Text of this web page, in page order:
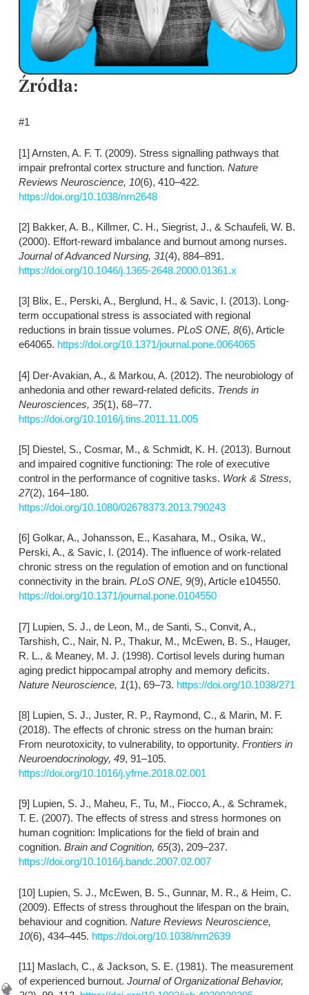
Źródła:
#1
[1] Arnsten, A. F. T. (2009). Stress signalling pathways that
impair prefrontal cortex structure and function.Nature
Reviews Neuroscience, 10(6), 410–422.
https://doi.org/10.1038/nrn2648
[2] Bakker, A. B., Killmer, C. H., Siegrist, J., & Schaufeli, W. B.
(2000). Effort-reward imbalance and burnout among nurses.
Journal of Advanced Nursing, 31(4), 884–891.
https://doi.org/10.1046/j.1365-2648.2000.01361.x
[3] Blix, E., Perski, A., Berglund, H., & Savic, I. (2013). Long-
term occupational stress is associated with regional
reductions in brain tissue volumes.PLoS ONE, 8(6), Article
e64065. https://doi.org/10.1371/journal.pone.0064065
[4] Der-Avakian, A., & Markou, A. (2012). The neurobiology of
anhedonia and other reward-related deficits. Trends in
Neurosciences, 35(1), 68–77.
https://doi.org/10.1016/j.tins.2011.11.005
[5] Diestel, S., Cosmar, M., & Schmidt, K. H. (2013). Burnout
and impaired cognitive functioning: The role of executive
control in the performance of cognitive tasks. Work & Stress,
27(2), 164–180.
https://doi.org/10.1080/02678373.2013.790243
[6] Golkar, A., Johansson, E., Kasahara, M., Osika, W.,
Perski, A., & Savic, I. (2014). The influence of work-related
chronic stress on the regulation of emotion and on functional
connectivity in the brain.PLoS ONE, 9(9), Article e104550.
https://doi.org/10.1371/journal.pone.0104550
[7] Lupien, S. J., de Leon, M., de Santi, S., Convit, A.,
Tarshish, C., Nair, N. P., Thakur, M., McEwen, B. S., Hauger,
R. L., & Meaney, M. J. (1998). Cortisol levels during human
aging predict hippocampal atrophy and memory deficits.
Nature Neuroscience, 1(1), 69–73. https://doi.org/10.1038/271
[8] Lupien, S. J., Juster, R. P., Raymond, C., & Marin, M. F.
(2018). The effects of chronic stress on the human brain:
From neurotoxicity, to vulnerability, to opportunity.Frontiers in
Neuroendocrinology, 49, 91–105.
https://doi.org/10.1016/j.yfrne.2018.02.001
[9] Lupien, S. J., Maheu, F., Tu, M., Fiocco, A., & Schramek,
T. E. (2007). The effects of stress and stress hormones on
human cognition: Implications for the field of brain and
cognition.Brain and Cognition, 65(3), 209–237.
https://doi.org/10.1016/j.bandc.2007.02.007
[10] Lupien, S. J., McEwen, B. S., Gunnar, M. R., & Heim, C.
(2009). Effects of stress throughout the lifespan on the brain,
behaviour and cognition.Nature Reviews Neuroscience,
10(6), 434–445. https://doi.org/10.1038/nrn2639
[11] Maslach, C., & Jackson, S. E. (1981). The measurement
of experienced burnout.Journal of Organizational Behavior,